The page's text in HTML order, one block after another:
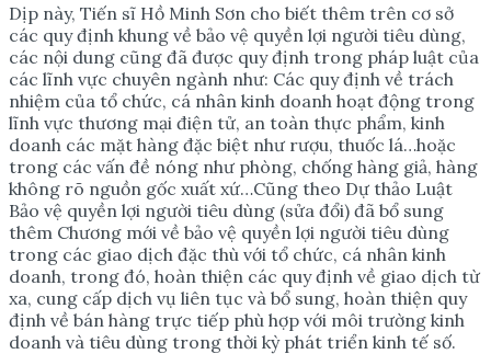
Dịp này, Tiến sĩ Hồ Minh Sơn cho biết thêm trên cơ sở
các quy định khung về bảo vệ quyền lợi người tiêu dùng,
các nội dung cũng đã được quy định trong pháp luật của
các lĩnh vực chuyên ngành như: Các quy định về trách
nhiệm của tổ chức, cá nhân kinh doanh hoạt động trong
lĩnh vực thương mại điện tử, an toàn thực phẩm, kinh
doanh các mặt hàng đặc biệt như rượu, thuốc lá…hoặc
trong các vấn đề nóng như phòng, chống hàng giả, hàng
không rõ nguồn gốc xuất xứ…Cũng theo Dự thảo Luật
Bảo vệ quyền lợi người tiêu dùng (sửa đổi) đã bổ sung
thêm Chương mới về bảo vệ quyền lợi người tiêu dùng
trong các giao dịch đặc thù với tổ chức, cá nhân kinh
doanh, trong đó, hoàn thiện các quy định về giao dịch từ
xa, cung cấp dịch vụ liên tục và bổ sung, hoàn thiện quy
định về bán hàng trực tiếp phù hợp với môi trường kinh
doanh và tiêu dùng trong thời kỳ phát triển kinh tế số.